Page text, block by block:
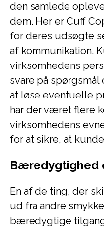
den samlede
dem. Her er Cuff
for deres udsøgte
af kommunikation.
virksomhedens
svare på
at løse eventuelle
har der været flere
virksomhedens
for at sikre, at
Bæredygtighed
En af de ting, der
ud fra andre
bæredygtige